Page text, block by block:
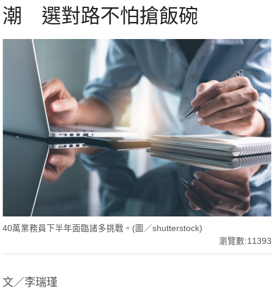
潮 選對路不怕搶飯碗
40萬業務員下半年面臨諸多挑戰。(圖／shutterstock)
瀏覽數:11393
文／李瑞瑾